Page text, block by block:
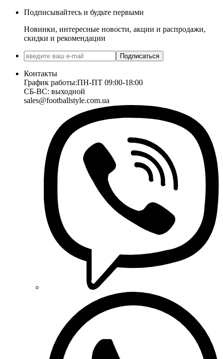
Подписывайтесь и будьте первыми
Новинки, интересные новости, акции и распродажи,
скидки и рекомендации
Подписаться
Контакты
График работы:ПН-ПТ 09:00-18:00
СБ-ВС: выходной
sales@footballstyle.com.ua